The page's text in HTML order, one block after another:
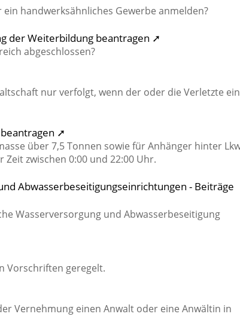
handwerksähnliches Gewerbe anmelden?
der Weiterbildung beantragen ➚
abgeschlossen?
nur verfolgt, wenn der oder die Verletzte
➚
über 7,5 Tonnen sowie für Anhänger hinter
zwischen 0:00 und 22:00 Uhr.
Abwasserbeseitigungseinrichtungen - Beiträge
Wasserversorgung und Abwasserbeseitigung
Vorschriften geregelt.
Vernehmung einen Anwalt oder eine Anwältin in